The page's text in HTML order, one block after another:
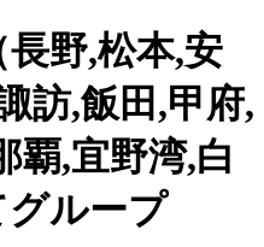
野,松本,安
訪,飯田,甲府,
覇,宜野湾,白
ループ